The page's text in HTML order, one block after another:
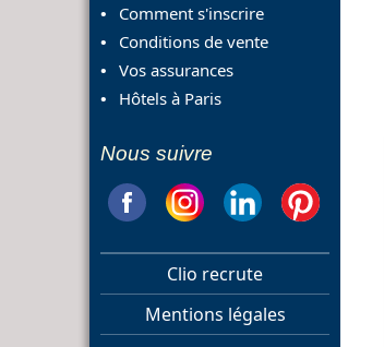
Comment s'inscrire
Conditions de vente
Vos assurances
Hôtels à Paris
Nous suivre
Clio recrute
Mentions légales